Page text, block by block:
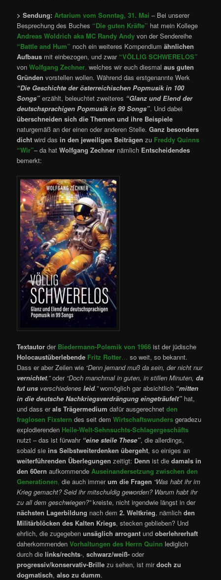
> Sendung: Artarium vom Sonntag, 31. Mai – Bei unserer
Besprechung des Buches “Die guten Kräfte” hat mein Kollege
Andreas Woldrich aka MC Randy Andy von der Sendereihe
“Battle and Hum” noch ein weiteres Kompendiumähnlichen
Aufbaus mit einbezogen, und zwar “VÖLLIG SCHWERELOS”
vonWolfgang Zechner, welches wir euch diesmalaus guten
Gründen vorstellen wollen. Während das erstgenannte Werk
“Die Geschichte der österreichischen Popmusik in 100
Songs” erzählt, beleuchtet zweiteres “Glanz und Elend der
deutschsprachigen Popmusik in 99 Songs”. Und dabei
überschneiden sich die Themen und ihre Beispiele
naturgemäß an der einen oder anderen Stelle.Ganz besonders
dicht wird das in den jeweiligen Beiträgen zu Freddy Quinns
“Wir”– da hatWolfgang Zechner nämlich Entscheidendes
bemerkt:
Textautor der Biedermann-Polemik von 1966 ist der jüdische
Holocaustüberlebende Fritz Rotter… so weit, so bekannt.
Dass er aber Zeilen wie “Denn jemand muß da sеin, der nicht nur
vernichtet.”oder “Doch manchmal in guten, in stillen Minuten,da
tut uns verschiedenesleid.”womöglich gar absichtlich “mitten
in die deutsche Nachkriegsverdrängung eingeträufelt” hat,
und dass erals Trägermedium dafür ausgerechnetden
fraglosen Fixstern des seit demWirtschaftswunders geradezu
explodierenden Heile-Welt-Sehnsuchts-Schlagergeschäfts
nutzt – das ist fürwahr “eine steile These”, die allerdings,
sobald sie ins Selbstweiterdenken übergeht, so einiges an
weiterführenden Überlegungen zeitigt: Denn ist diedamals in
den 60ern aufkommende Auseinandersetzung zwischen den
Generationen, die auch immerum die Fragen “Was habt ihr im
Krieg gemacht? Seid ihr mitschuldig geworden? Warum habt ihr
zu all dem geschwiegen?”kreiste, nicht irgendwie längst in der
nächsten Lagerbildung nach dem2. Weltkrieg, nämlichden
Militärblöcken des Kalten Kriegs, stecken geblieben? Und
ehrlich, die zugegebenunsäglich arrogant undoberlehrerhaft
daherkommendenVorhaltungen des Herrn Quinn lediglich
durch die links/rechts-,schwarz/weiß- oder
progressiv/konservativ-Brille zu sehen, ist mirdoch zu
dogmatisch,also zu dumm.